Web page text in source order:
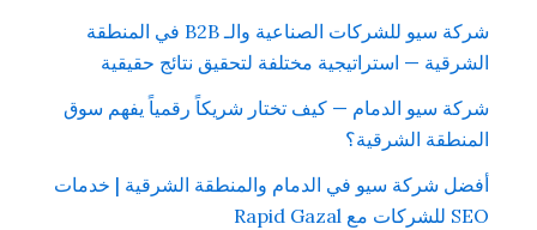
شركة سيو للشركات الصناعية والـ B2B في المنطقة
الشرقية — استراتيجية مختلفة لتحقيق نتائج حقيقية
شركة سيو الدمام — كيف تختار شريكاً رقمياً يفهم سوق
المنطقة الشرقية؟
أفضل شركة سيو في الدمام والمنطقة الشرقية | خدمات
SEO للشركات مع Rapid Gazal